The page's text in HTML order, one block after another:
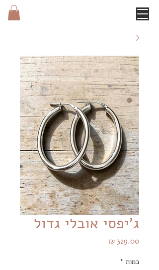
ג'יפסי אובלי גדול
מחיר
כמות *